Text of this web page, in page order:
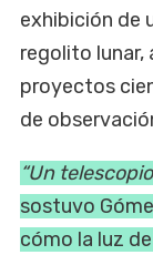
exhibición de
regolito lunar,
proyectos
de
“Un
sostuvo
cómo la luz